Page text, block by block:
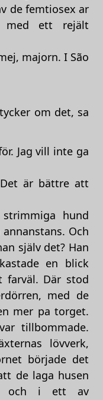
de femtiosex ar
ett rejält
majorn. I São
om det, sa
Jag vill inte ga
är bättre att
hund
Och
själv det? Han
en blick
farväl. Där stod
med de
mer pa torget.
tillbommade.
lövverk,
började det
de laga husen
och i ett av